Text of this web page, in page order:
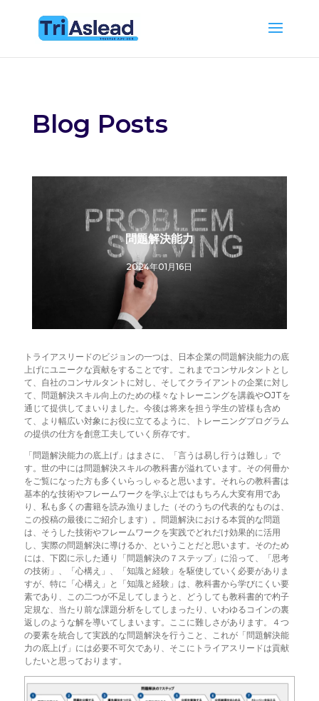
Blog Posts
問題解決能力
2024年01月16日
トライアスリードのビジョンの一つは、日本企業の問題解決能力の底
上げにユニークな貢献をすることです。これまでコンサルタントとし
て、自社のコンサルタントに対し、そしてクライアントの企業に対し
て、問題解決スキル向上のための様々なトレーニングを講義やOJTを
通じて提供してまいりました。今後は将来を担う学生の皆様も含め
て、より幅広い対象にお役に立てるように、トレーニングプログラム
の提供の仕方を創意工夫していく所存です。
「問題解決能力の底上げ」はまさに、「言うは易し行うは難し」で
す。世の中には問題解決スキルの教科書が溢れています。その何冊か
をご覧になった方も多くいらっしゃると思います。それらの教科書は
基本的な技術やフレームワークを学ぶ上ではもちろん大変有用であ
り、私も多くの書籍を読み漁りました（そのうちの代表的なものは、
この投稿の最後にご紹介します）。問題解決における本質的な問題
は、そうした技術やフレームワークを実践でどれだけ効果的に活用
し、実際の問題解決に導けるか、ということだと思います。そのため
には、下図に示した通り「問題解決の７ステップ」に沿って、「思考
の技術」、「心構え」、「知識と経験」を駆使していく必要がありま
すが、特に「心構え」と「知識と経験」は、教科書から学びにくい要
素であり、この二つが不足してしまうと、どうしても教科書的で杓子
定規な、当たり前な課題分析をしてしまったり、いわゆるコインの裏
返しのような解を導いてしまいます。ここに難しさがあります。４つ
の要素を統合して実践的な問題解決を行うこと、これが「問題解決能
力の底上げ」には必要不可欠であり、そこにトライアスリードは貢献
したいと思っております。